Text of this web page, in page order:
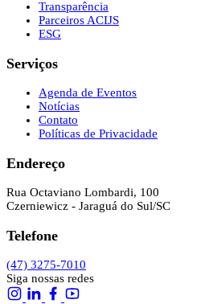
Transparência
Parceiros ACIJS
ESG
Serviços
Agenda de Eventos
Notícias
Contato
Políticas de Privacidade
Endereço
Rua Octaviano Lombardi, 100
Czerniewicz - Jaraguá do Sul/SC
Telefone
(47) 3275-7010
Siga nossas redes